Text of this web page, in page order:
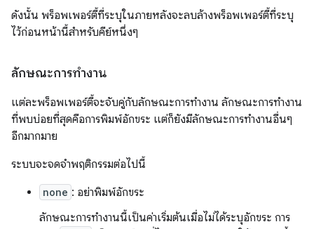
ดังนั้น พร็อพเพอร์ตี้ที่ระบุในภายหลังจะลบล้างพร็อพเพอร์ตี้ที่ระบุ
ไว้ก่อนหน้านี้สำหรับคีย์หนึ่งๆ
ลักษณะการทำงาน
แต่ละพร็อพเพอร์ตี้จะจับคู่กับลักษณะการทำงาน ลักษณะการทำงาน
ที่พบบ่อยที่สุดคือการพิมพ์อักขระ แต่ก็ยังมีลักษณะการทำงานอื่นๆ
อีกมากมาย
ระบบจะจดจำพฤติกรรมต่อไปนี้
none : อย่าพิมพ์อักขระ
ลักษณะการทำงานนี้เป็นค่าเริ่มต้นเมื่อไม่ได้ระบุอักขระ การ